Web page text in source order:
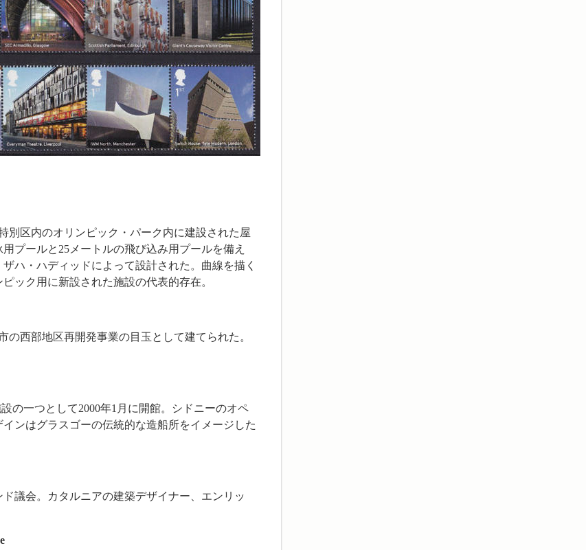
別区内のオリンピック・パーク内に建設された屋
プールと25メートルの飛び込み用プールを備え
ハ・ハディッドによって設計された。曲線を描く
ック用に新設された施設の代表的存在。
の西部地区再開発事業の目玉として建てられた。
設の一つとして2000年1月に開館。シドニーのオペ
ンはグラスゴーの伝統的な造船所をイメージした
議会。カタルニアの建築デザイナー、エンリッ